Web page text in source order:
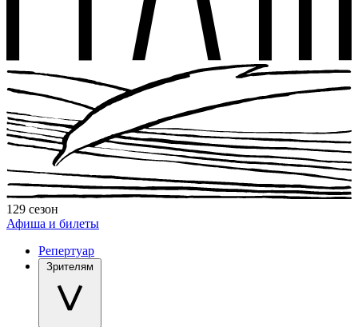
129 сезон
Афиша и билеты
Репертуар
Зрителям